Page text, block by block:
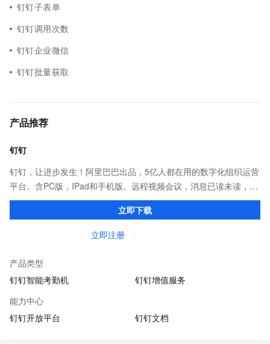
钉钉子表单
钉钉调用次数
钉钉企业微信
钉钉批量获取
产品推荐
钉钉
钉钉，让进步发生！阿里巴巴出品，5亿人都在用的数字化组织运营
平台。含PC版，IPad和手机版。远程视频会议，消息已读未读，
DING消息任务管理，让沟通更高效；移动办公考勤，审批，钉闪
会，钉钉文档，钉钉教育解决方案。
立即下载
立即注册
产品类型
钉钉智能考勤机
钉钉增值服务
能力中心
钉钉开放平台
钉钉文档